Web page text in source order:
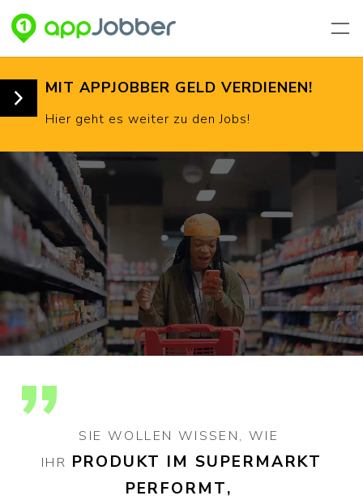
MIT APPJOBBER GELD VERDIENEN!
Hier geht es weiter zu den Jobs!
SIE WOLLEN WISSEN, WIE
IHR PRODUKT IM SUPERMARKT
PERFORMT,